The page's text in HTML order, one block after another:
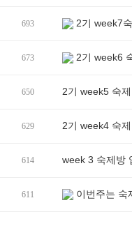
693 2기 week7
673 2기 week6
650 2기 week5 숙
629 2기 week4 숙
614 week 3 숙제방
611 이번주는 숙